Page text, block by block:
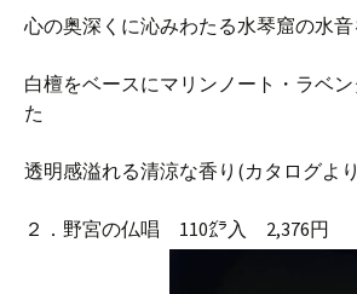
心の奥深くに沁みわたる水琴窟の水
白檀をベースにマリンノート・ラベ
た
透明感溢れる清涼な香り(カタログよ
２．野宮の仏唱 110㌘入 2,376円